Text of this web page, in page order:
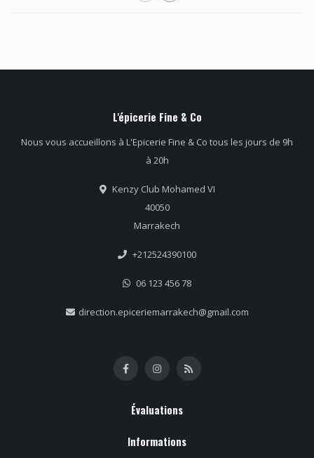
L'épicerie Fine & Co
Nous vous accueillons à L'Epicerie Fine & Co tous les jours de 9h
à 20h
Kenzy Club Mohamed VI
40050
Marrakech
+212524390100
06 123 456 78
direction.epiceriemarrakech@gmail.com
Évaluations
Informations